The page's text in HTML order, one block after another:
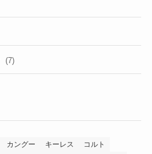
(7)
カングー キーレス コルト